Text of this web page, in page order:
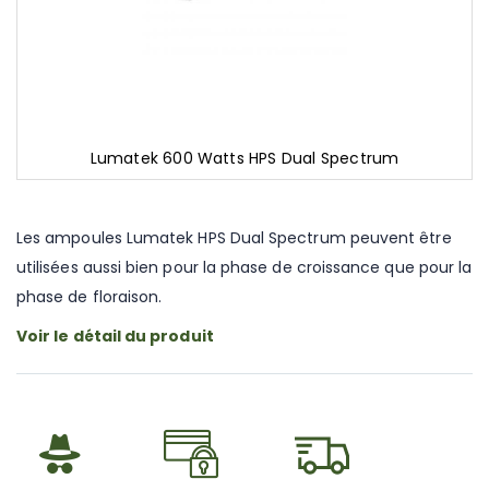
Lumatek 600 Watts HPS Dual Spectrum
the
beginning
of
the
images
gallery
Les ampoules Lumatek HPS Dual Spectrum peuvent être
utilisées aussi bien pour la phase de croissance que pour la
phase de floraison.
Voir le détail du produit